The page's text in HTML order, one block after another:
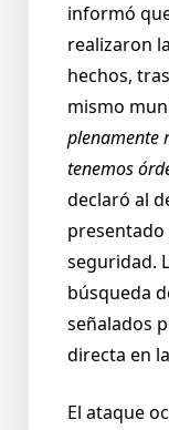
informó
realizaron
hechos,
mismo
plenamente
tenemos
declaró al
seguridad.
búsqueda
señalados
directa en
El ataque